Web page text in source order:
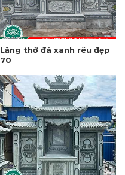
Lăng thờ đá xanh rêu đẹp
70